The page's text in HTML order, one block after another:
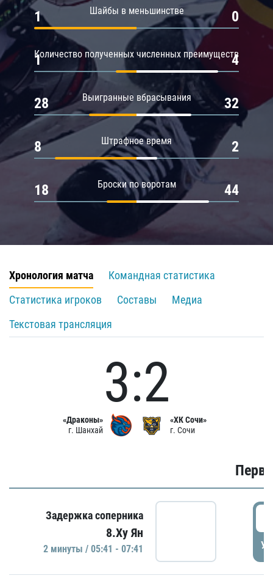
Шайбы в меньшинстве
1 0
Количество полученных численных преимуществ
1 4
Выигранные вбрасывания
28 32
Штрафное время
8 2
Броски по воротам
18 44
Хронология матча
Командная статистика
Статистика игроков
Составы
Медиа
Текстовая трансляция
«Драконы»
г. Шанхай
3:2
«ХК Сочи»
г. Сочи
Задержка соперника
8.Ху Ян
2 минуты / 05:41 - 07:41